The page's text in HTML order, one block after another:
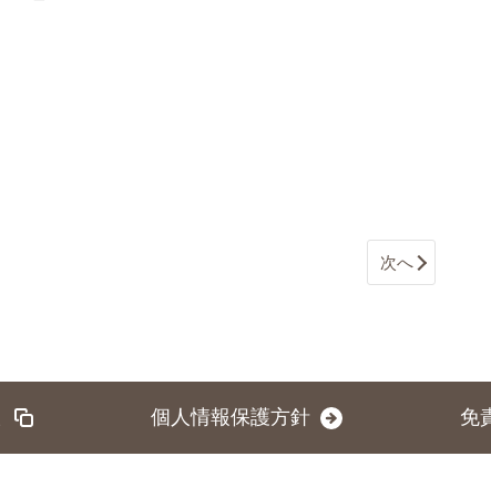
次へ
個人情報保護方針 免